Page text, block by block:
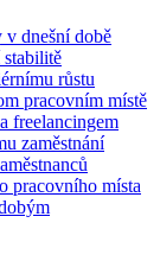
v dnešní době
stabilitě
růstu
pracovním místě
freelancingem
zaměstnání
pracovního místa